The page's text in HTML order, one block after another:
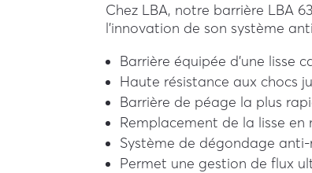
Chez LBA, notre barrière LBA
l’innovation de son système
Barrière équipée d’une lisse
Haute résistance aux chocs
Barrière de péage la plus
Remplacement de la lisse en
Système de dégondage
Permet une gestion de flux